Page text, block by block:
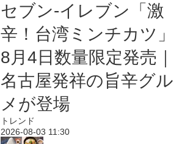
セブン-イレブン「激
辛！台湾ミンチカツ」
8月4日数量限定発売｜
名古屋発祥の旨辛グル
メが登場
トレンド
2026-08-03 11:30